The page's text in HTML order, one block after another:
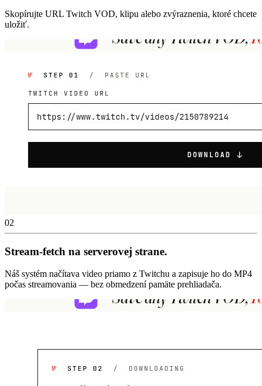
Skopírujte URL Twitch VOD, klipu alebo zvýraznenia, ktoré chcete
uložiť.
02
Stream-fetch na serverovej strane.
Náš systém načítava video priamo z Twitchu a zapisuje ho do MP4
počas streamovania — bez obmedzení pamäte prehliadača.